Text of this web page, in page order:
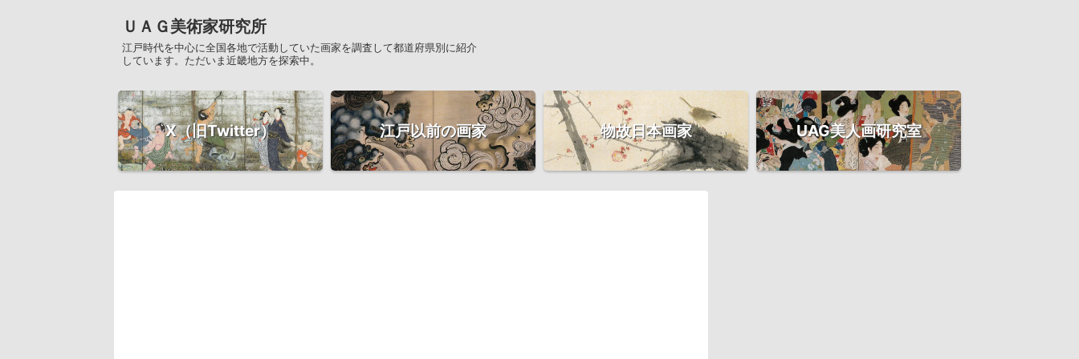
ＵＡＧ美術家研究所
江戸時代を中心に全国各地で活動していた画家を調査して都道府県別に紹介
しています。ただいま近畿地方を探索中。
X（旧Twitter） 江戸以前の画家 物故日本画家 UAG美人画研究室